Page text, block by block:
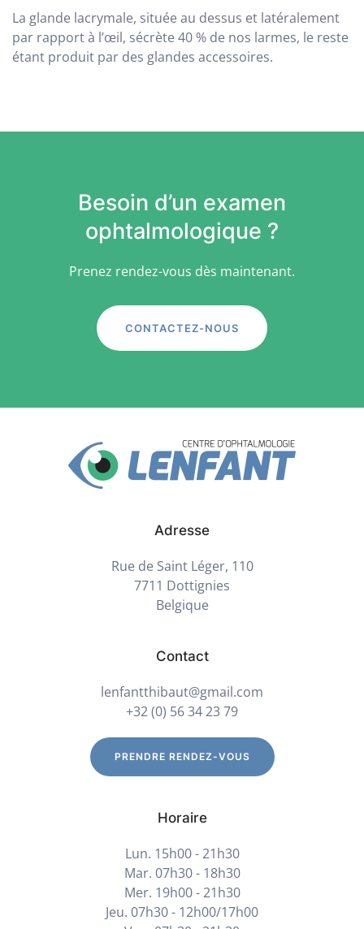
La glande lacrymale, située au dessus et latéralement
par rapport à l’œil, sécrète 40 % de nos larmes, le reste
étant produit par des glandes accessoires.
Besoin d’un examen
ophtalmologique ?
Prenez rendez-vous dès maintenant.
CONTACTEZ-NOUS
Adresse
Rue de Saint Léger, 110
7711 Dottignies
Belgique
Contact
lenfantthibaut@gmail.com
+32 (0) 56 34 23 79
PRENDRE RENDEZ-VOUS
Horaire
Lun. 15h00 - 21h30
Mar. 07h30 - 18h30
Mer. 19h00 - 21h30
Jeu. 07h30 - 12h00/17h00